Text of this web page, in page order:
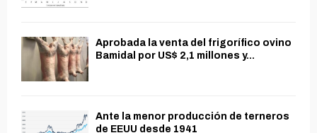
Aprobada la venta del frigorífico ovino
Bamidal por US$ 2,1 millones y...
Ante la menor producción de terneros
de EEUU desde 1941